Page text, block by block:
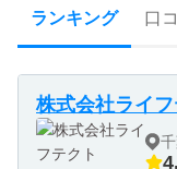
ランキング 口
株式会社ライフ